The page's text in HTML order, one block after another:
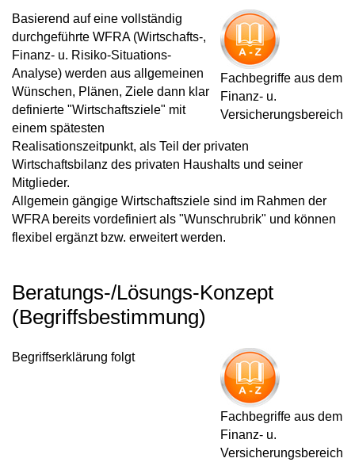
Fachbegriffe aus dem
Finanz- u.
Versicherungsbereich
Basierend auf eine vollständig
durchgeführte WFRA (Wirtschafts-,
Finanz- u. Risiko-Situations-
Analyse) werden aus allgemeinen
Wünschen, Plänen, Ziele dann klar
definierte "Wirtschaftsziele" mit
einem spätesten
Realisationszeitpunkt, als Teil der privaten
Wirtschaftsbilanz des privaten Haushalts und seiner
Mitglieder.
Allgemein gängige Wirtschaftsziele sind im Rahmen der
WFRA bereits vordefiniert als "Wunschrubrik" und können
flexibel ergänzt bzw. erweitert werden.
Beratungs-/Lösungs-Konzept
(Begriffsbestimmung)
Fachbegriffe aus dem
Finanz- u.
Versicherungsbereich
Begriffserklärung folgt